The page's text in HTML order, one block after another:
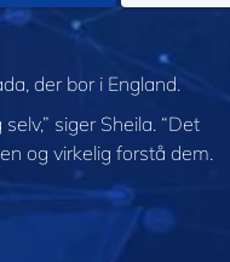
der bor i England.
siger Sheila. “Det
og virkelig forstå dem.